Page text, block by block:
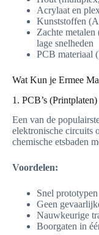
Acrylaat en
Kunststoffen
Zachte
lage snelheden
PCB materiaal
Wat Kun je Ermee
1. PCB’s (Printplaten)
Een van de
elektronische circuits
chemische etsbaden
Voordelen:
Snel prototypen
Geen
Nauwkeurige
Boorgaten in